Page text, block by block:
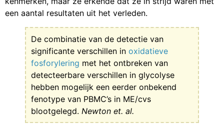
een aantal resultaten uit het verleden.
De combinatie van de detectie van
significante verschillen in oxidatieve
fosforylering met het ontbreken van
detecteerbare verschillen in glycolyse
hebben mogelijk een eerder onbekend
fenotype van PBMC’s in ME/cvs
blootgelegd. Newton et. al.